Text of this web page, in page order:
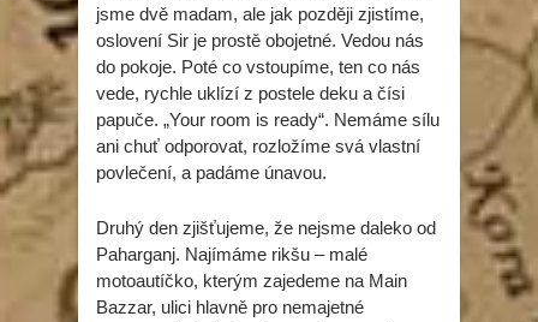
jsme dvě madam, ale jak později zjistíme,
oslovení Sir je prostě obojetné. Vedou nás
do pokoje. Poté co vstoupíme, ten co nás
vede, rychle uklízí z postele deku a čísi
papuče. „Your room is ready“. Nemáme sílu
ani chuť odporovat, rozložíme svá vlastní
povlečení, a padáme únavou.
Druhý den zjišťujeme, že nejsme daleko od
Paharganj. Najímáme rikšu – malé
motoautíčko, kterým zajedeme na Main
Bazzar, ulici hlavně pro nemajetné